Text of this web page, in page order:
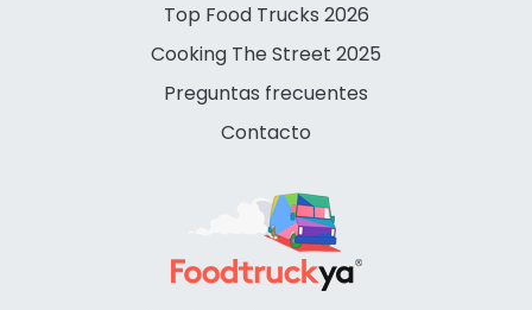
Top Food Trucks 2026
Cooking The Street 2025
Preguntas frecuentes
Contacto